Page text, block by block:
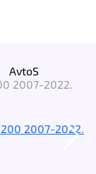
AvtoS
2007-2022.